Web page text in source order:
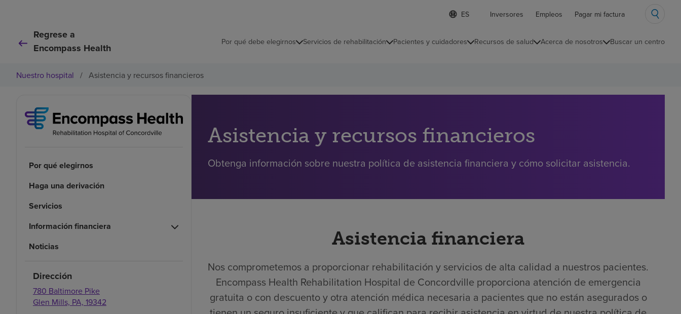
Lista
de
contraída
d
o
m
e
o
n
d
Inversores Empleos Pagar mi factura
Regrese a
Encompass Health
Por qué debe elegirnos Servicios de rehabilitación Pacientes y cuidadores Recursos de salud Acerca de nosotros Buscar un centro
Nuestro hospital / Asistencia y recursos financieros
Por qué elegirnos
Haga una derivación
Servicios
Información financiera
Noticias
Dirección
780 Baltimore Pike
Glen Mills, PA, 19342
Asistencia y recursos financieros
Obtenga información sobre nuestra política de asistencia financiera y cómo solicitar asistencia.
Asistencia financiera
Nos comprometemos a proporcionar rehabilitación y servicios de alta calidad a nuestros pacientes.
Encompass Health Rehabilitation Hospital de Concordville proporciona atención de emergencia
gratuita o con descuento y otra atención médica necesaria a pacientes que no están asegurados o